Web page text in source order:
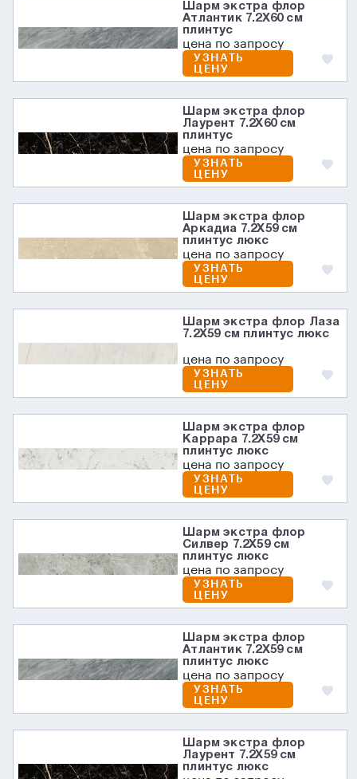
Шарм экстра флор
Атлантик 7.2X60 см
плинтус
цена по запросу
УЗНАТЬ
ЦЕНУ
Шарм экстра флор
Лаурент 7.2X60 см
плинтус
цена по запросу
УЗНАТЬ
ЦЕНУ
Шарм экстра флор
Аркадиа 7.2X59 см
плинтус люкс
цена по запросу
УЗНАТЬ
ЦЕНУ
Шарм экстра флор Лаза
7.2X59 см плинтус люкс
цена по запросу
УЗНАТЬ
ЦЕНУ
Шарм экстра флор
Каррара 7.2X59 см
плинтус люкс
цена по запросу
УЗНАТЬ
ЦЕНУ
Шарм экстра флор
Силвер 7.2X59 см
плинтус люкс
цена по запросу
УЗНАТЬ
ЦЕНУ
Шарм экстра флор
Атлантик 7.2X59 см
плинтус люкс
цена по запросу
УЗНАТЬ
ЦЕНУ
Шарм экстра флор
Лаурент 7.2X59 см
плинтус люкс